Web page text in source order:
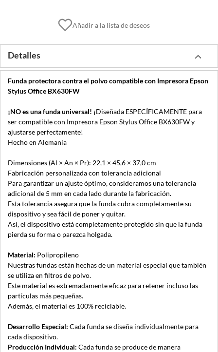
Añadir a la lista de deseos
Detalles
Funda protectora contra el polvo compatible con Impresora Epson
Stylus Office BX630FW
¡NO es una funda universal! ¡Diseñada ESPECÍFICAMENTE para
ser compatible con Impresora Epson Stylus Office BX630FW y
ajustarse perfectamente!
Hecho en Alemania
Dimensiones (Al × An × Pr): 22,1 × 45,6 × 37,0 cm
Fabricación personalizada con tolerancia adicional
Para garantizar un ajuste óptimo, consideramos una tolerancia
adicional de 5 mm en cada lado durante la fabricación.
Esta tolerancia asegura que la funda cubra completamente su
dispositivo y sea fácil de poner y quitar.
Así, el dispositivo está completamente protegido sin que la funda
pierda su forma o parezca holgada.
Material: Polipropileno
Nuestras fundas están hechas de un material especial que también
se utiliza en filtros de polvo.
Este material es extremadamente eficaz para retener incluso las
partículas más pequeñas.
Además, el material es 100% reciclable.
Desarrollo Especial: Cada funda se diseña individualmente para
cada dispositivo.
Producción Individual: Cada funda se produce de manera